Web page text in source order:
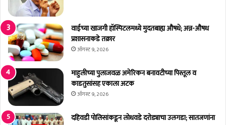
ष
दे
त
अ
भि
वा
द
न
ग
दा
रो
ळ
;
वि
रो
ध
कां
च्या
वि
वाईच्या खाजगी हॉस्पिटलमध्ये मुदतबाह्य औषधे; अन्न-औषध
प्रशासनाकडे तक्रार
ऑगस्ट 9, 2026
माहुलीच्या पुलाजवळ अमेरिकन बनावटीच्या पिस्तूल व
काडतुसांसह एकाला अटक
ऑगस्ट 9, 2026
दहिवडी पोलिसांकडून लोधवडे दरोड्याचा उलगडा; सातजणांना